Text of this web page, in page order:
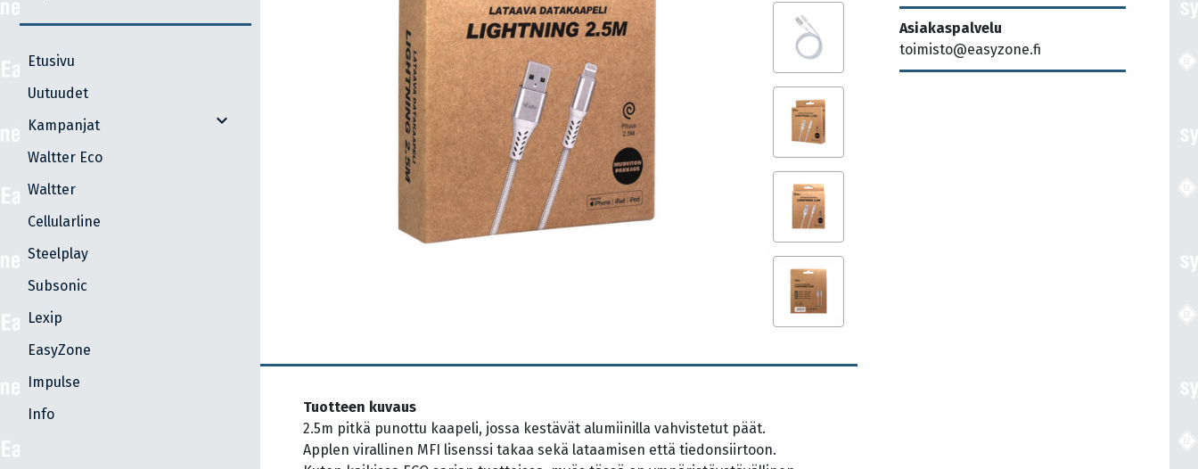
Asiakaspalvelu
toimisto@easyzone.fi
Tuotteen kuvaus
2.5m pitkä punottu kaapeli, jossa kestävät alumiinilla vahvistetut päät.
Applen virallinen MFI lisenssi takaa sekä lataamisen että tiedonsiirtoon.
Etusivu
Uutuudet
Kampanjat
expand_more
Waltter Eco
Waltter
Cellularline
Steelplay
Subsonic
Lexip
EasyZone
Impulse
Info